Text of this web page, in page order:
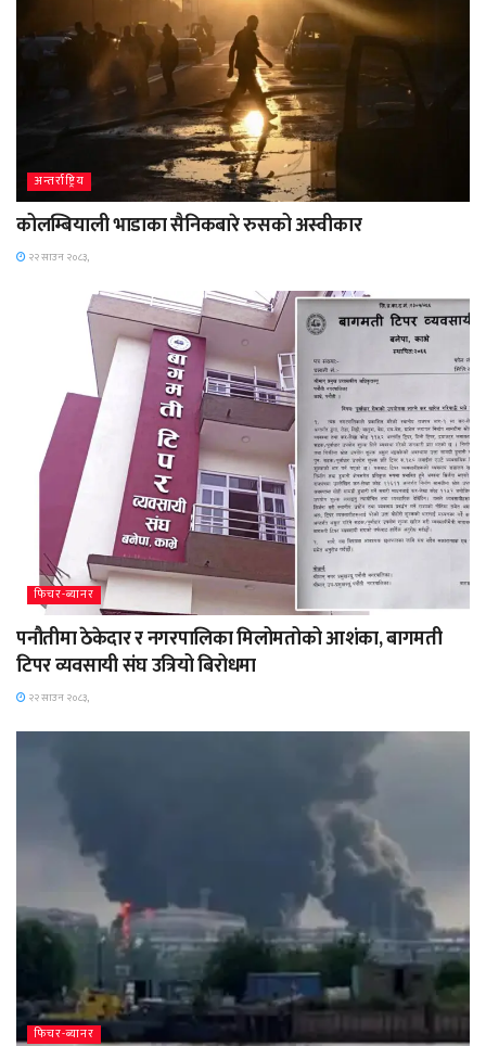
अन्तर्राष्ट्रिय
कोलम्बियाली भाडाका सैनिकबारे रुसको अस्वीकार
२२ साउन २०८३,
फिचर-ब्यानर
पनौतीमा ठेकेदार र नगरपालिका मिलोमतोको आशंका, बागमती
टिपर व्यवसायी संघ उत्रियो बिरोधमा
२२ साउन २०८३,
फिचर-ब्यानर